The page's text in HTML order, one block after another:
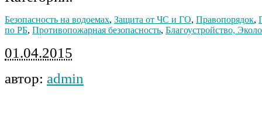
Безопасность на водоемах, Защита от ЧС и ГО, Правопорядок,
по РБ, Противопожарная безопасность, Благоустройство,
01.04.2015
автор: admin